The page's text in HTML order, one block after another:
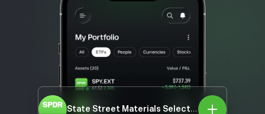
State Street Materials Select Sector SPDR ETF